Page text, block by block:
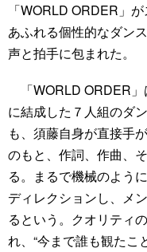
「WORLD ORDER」
あふれる個性的なダン
声と拍手に包まれた。
「WORLD ORDER」
に結成した７人組のダ
も、須藤自身が直接手
のもと、作詞、作曲、
る。まるで機械のよう
ディレクションし、メ
るという。クオリティ
れ、“今まで誰も観たこ